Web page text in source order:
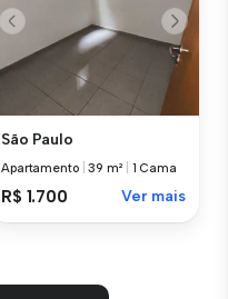
São Paulo
Apartamento |39 m² 1 Cama
R$ 1.700 Ver mais